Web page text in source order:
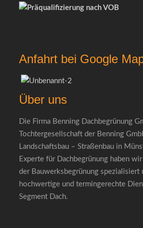
Anfahrt bei Google
Über uns
Die Firma Benning Dachbegrünung
Tochtergesellschaft der Benning
Landschaftsbau – Straßenbau in
Experte für Dachbegrünung haben
der Bauwerksbegrünung spezialisiert
hochwertige und termingerechte
Segment Dach.